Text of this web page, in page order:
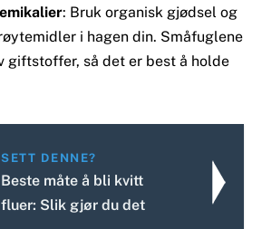
: Bruk organisk gjødsel og
i hagen din. Småfuglene
giftstoffer, så det er best å holde
SETT DENNE?
Beste måte å bli kvitt
fluer: Slik gjør du det